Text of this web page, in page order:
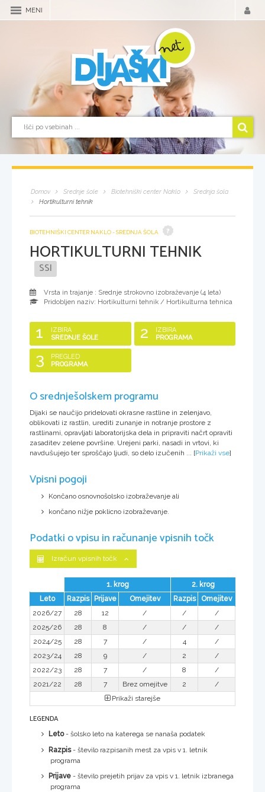
MENI
Domov Srednje šole Biotehniški center Naklo
Srednja šola
Hortikulturni tehnik
BIOTEHNIŠKI CENTER NAKLO - SREDNJA ŠOLA
HORTIKULTURNI TEHNIK
SSI
Vrsta in trajanje : Srednje strokovno izobraževanje (4 leta)
Pridobljen naziv: Hortikulturni tehnik / Hortikulturna tehnica
1
IZBIRA
SREDNJE ŠOLE
2
IZBIRA
PROGRAMA
3
PREGLED
PROGRAMA
O srednješolskem programu
Dijaki se naučijo pridelovati okrasne rastline in zelenjavo,
oblikovati iz rastlin, urediti zunanje in notranje prostore z
rastlinami, opravljati laboratorijska dela in pripraviti načrt opraviti
zasaditev zelene površine. Urejeni parki, nasadi in vrtovi, ki
navdušujejo ter sproščajo ljudi, so delo izučenih ... [Prikaži vse]
Vpisni pogoji
Končano osnovnošolsko izobraževanje ali
končano nižje poklicno izobraževanje.
Podatki o vpisu in računanje vpisnih točk
Izračun vpisnih točk
1. krog
2. krog
Leto
Razpis Prijave Omejitev Razpis
Omejitev
2026/27
28 12 / /
/
2025/26
28 8 / /
/
2024/25
28 7 / 4
/
2023/24
28 9 / 2
/
2022/23
28 7 / 8
/
2021/22
28 7 Brez omejitve 2
/
Prikaži starejše
LEGENDA
Leto- šolsko leto na katerega se nanaša podatek
Razpis- število razpisanih mest za vpis v 1. letnik
programa
Prijave - število prejetih prijav za vpis v 1. letnik izbranega
programa